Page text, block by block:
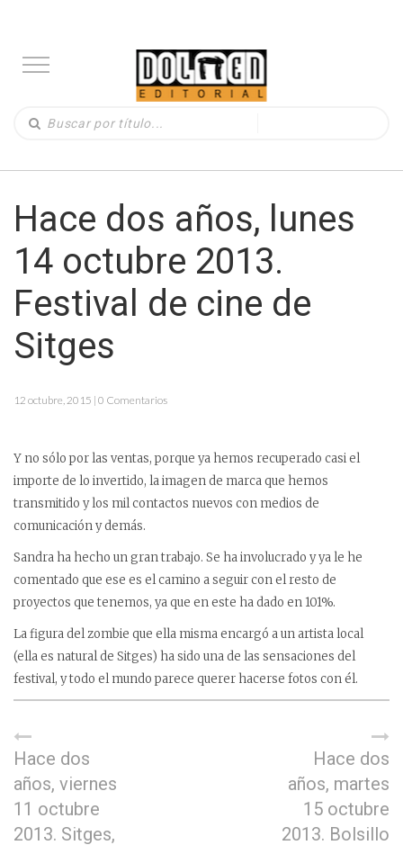
Hace dos años, lunes
14 octubre 2013.
Festival de cine de
Sitges
12 octubre, 2015 | 0 Comentarios
Y no sólo por las ventas, porque ya hemos recuperado casi el
importe de lo invertido, la imagen de marca que hemos
transmitido y los mil contactos nuevos con medios de
comunicación y demás.
Sandra ha hecho un gran trabajo. Se ha involucrado y ya le he
comentado que ese es el camino a seguir con el resto de
proyectos que tenemos, ya que en este ha dado en 101%.
La figura del zombie que ella misma encargó a un artista local
(ella es natural de Sitges) ha sido una de las sensaciones del
festival, y todo el mundo parece querer hacerse fotos con él.
Hace dos
años, viernes
11 octubre
2013. Sitges,
Hace dos
años, martes
15 octubre
2013. Bolsillo